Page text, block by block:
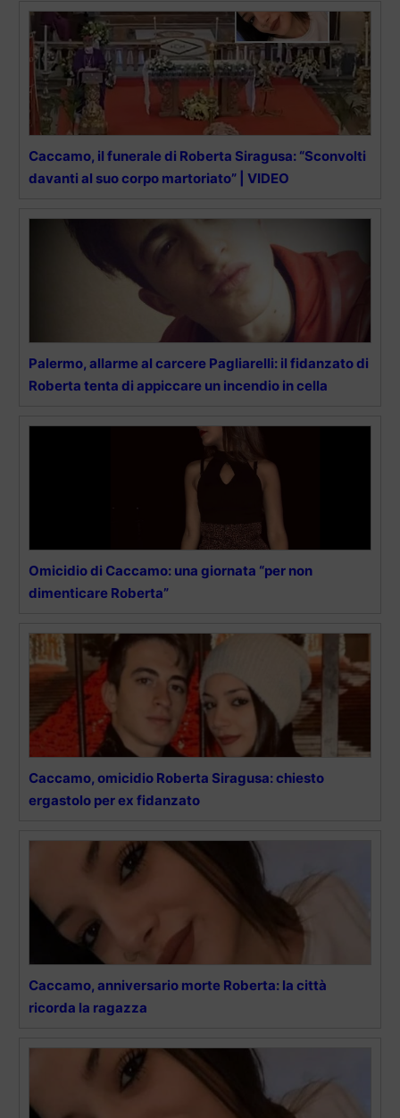
Caccamo, il funerale di Roberta Siragusa: “Sconvolti
davanti al suo corpo martoriato” | VIDEO
Palermo, allarme al carcere Pagliarelli: il fidanzato di
Roberta tenta di appiccare un incendio in cella
Omicidio di Caccamo: una giornata “per non
dimenticare Roberta”
Caccamo, omicidio Roberta Siragusa: chiesto
ergastolo per ex fidanzato
Caccamo, anniversario morte Roberta: la città
ricorda la ragazza